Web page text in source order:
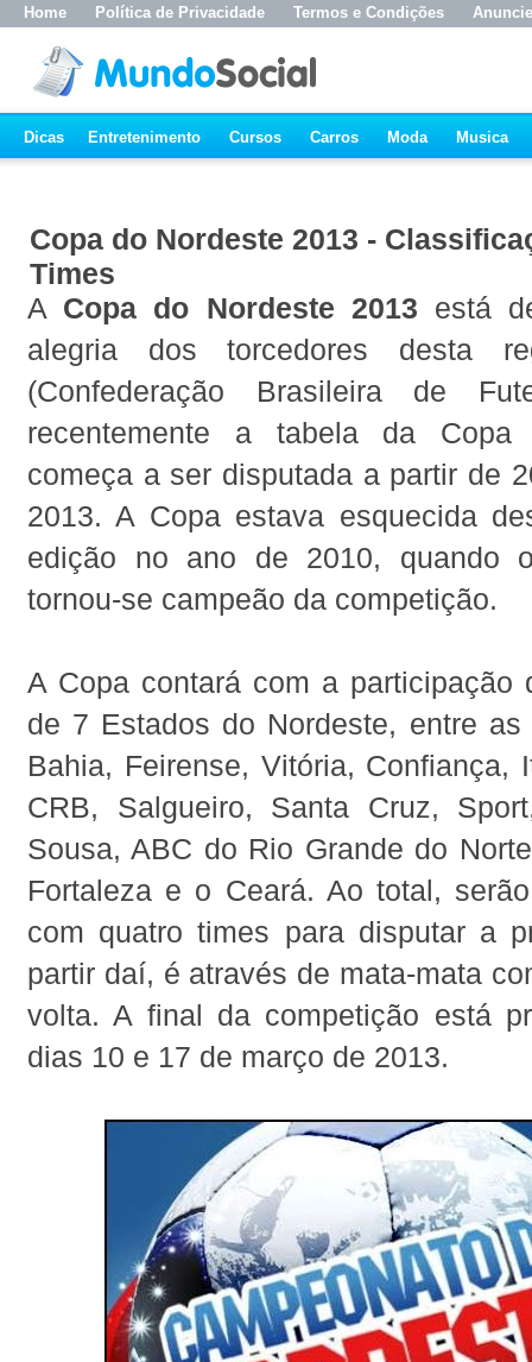
Home Política de Privacidade Termos e Condições Anuncie
Dicas Entretenimento Cursos Carros Moda Musica
Copa do Nordeste 2013 -
Times
A Copa do Nordeste 2013 está
alegria dos torcedores desta
(Confederação Brasileira de
recentemente a tabela da Copa
começa a ser disputada a partir de
2013. A Copa estava esquecida
edição no ano de 2010, quando
tornou-se campeão da competição.
A Copa contará com a participação
de 7 Estados do Nordeste, entre as
Bahia, Feirense, Vitória, Confiança,
CRB, Salgueiro, Santa Cruz,
Sousa, ABC do Rio Grande do
Fortaleza e o Ceará. Ao total,
com quatro times para disputar a
partir daí, é através de mata-mata
volta. A final da competição está
dias 10 e 17 de março de 2013.